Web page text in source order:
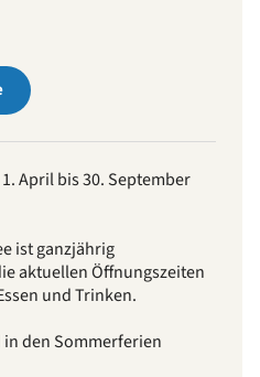
April bis 30. September
ist ganzjährig
aktuellen Öffnungszeiten
und Trinken.
den Sommerferien